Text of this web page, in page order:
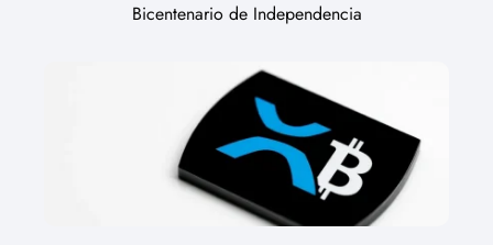
Bicentenario de Independencia